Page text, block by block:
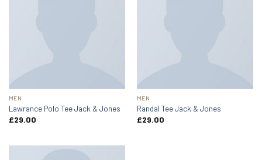
MEN
Lawrance Polo Tee Jack & Jones
£29.00
MEN
Randal Tee Jack & Jones
£29.00